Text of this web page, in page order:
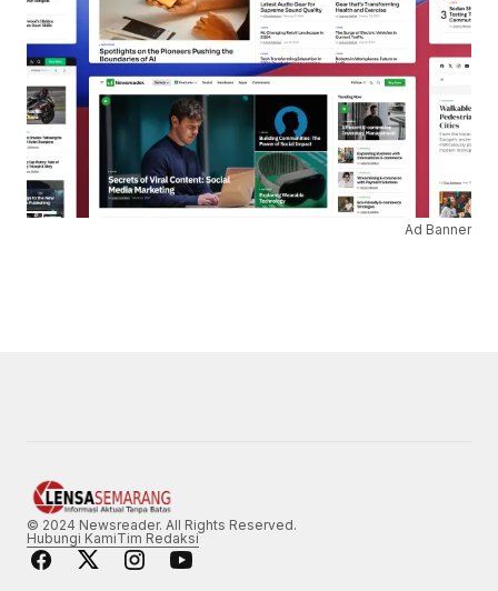
Ad Banner
© 2024 Newsreader. All Rights Reserved.
Hubungi KamiTim Redaksi